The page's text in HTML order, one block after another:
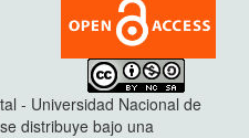
- Universidad Nacional de
distribuye bajo una